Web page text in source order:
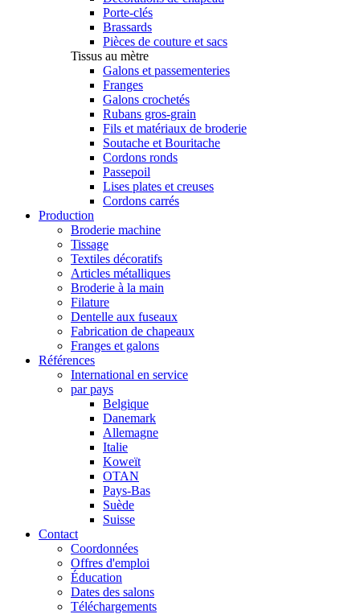
Porte-clés
Brassards
Pièces de couture et sacs
Tissus au mètre
Galons et passementeries
Franges
Galons crochetés
Rubans gros-grain
Fils et matériaux de broderie
Soutache et Bouritache
Cordons ronds
Passepoil
Lises plates et creuses
Cordons carrés
Production
Broderie machine
Tissage
Textiles décoratifs
Articles métalliques
Broderie à la main
Filature
Dentelle aux fuseaux
Fabrication de chapeaux
Franges et galons
Références
International en service
par pays
Belgique
Danemark
Allemagne
Italie
Koweït
OTAN
Pays-Bas
Suède
Suisse
Contact
Coordonnées
Offres d'emploi
Éducation
Dates des salons
Téléchargements